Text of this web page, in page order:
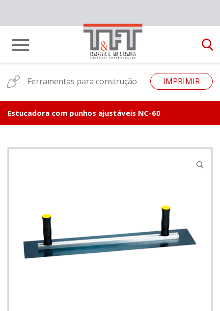
Ferramentas para construção IMPRIMIR
Estucadora com punhos ajustáveis NC-60